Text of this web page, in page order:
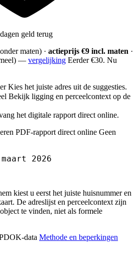
geld terug
maten) · actieprijs €9 incl. maten ·
— vergelijking Eerder €30. Nu
Kies het juiste adres uit de suggesties.
Bekijk ligging en perceelcontext op de
het digitale rapport direct online.
PDF-rapport direct online Geen
2026
kiest u eerst het juiste huisnummer en
De adreslijst en perceelcontext zijn
te vinden, niet als formele
data Methode en beperkingen